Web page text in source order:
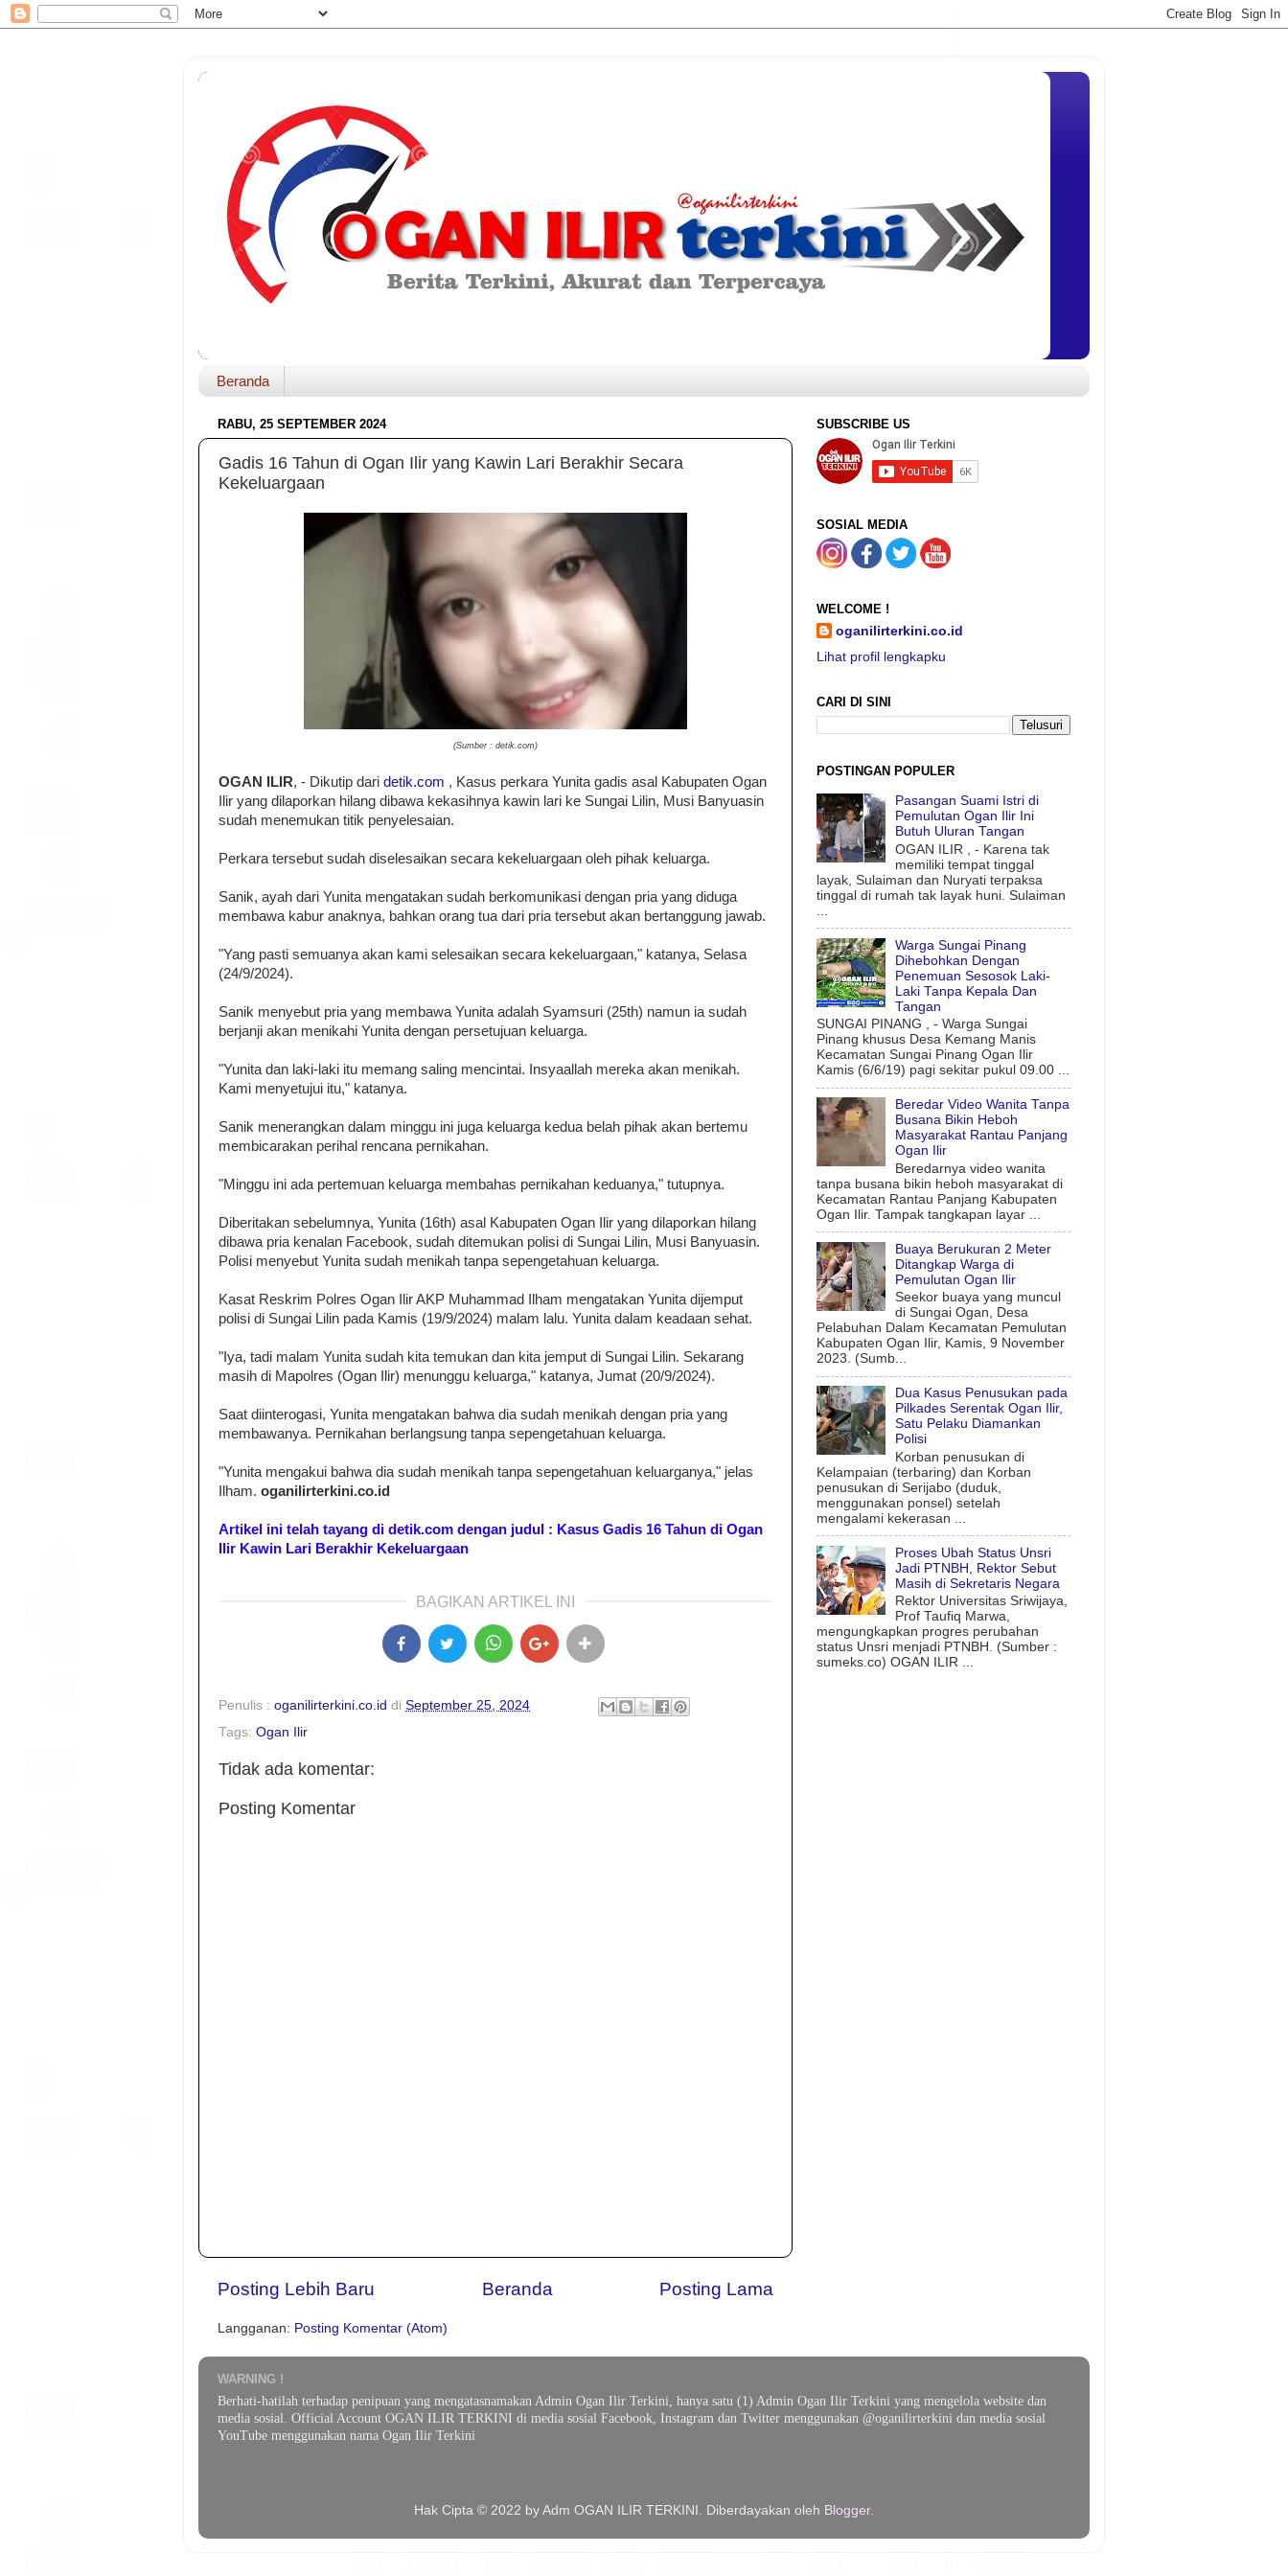
Beranda
RABU, 25 SEPTEMBER 2024
Gadis 16 Tahun di Ogan Ilir yang Kawin Lari Berakhir Secara
Kekeluargaan
(Sumber : detik.com)
OGAN ILIR, - Dikutip dari detik.com , Kasus perkara Yunita gadis asal Kabupaten Ogan
Ilir yang dilaporkan hilang dibawa kekasihnya kawin lari ke Sungai Lilin, Musi Banyuasin
sudah menemukan titik penyelesaian.
Perkara tersebut sudah diselesaikan secara kekeluargaan oleh pihak keluarga.
Sanik, ayah dari Yunita mengatakan sudah berkomunikasi dengan pria yang diduga
membawa kabur anaknya, bahkan orang tua dari pria tersebut akan bertanggung jawab.
"Yang pasti semuanya akan kami selesaikan secara kekeluargaan," katanya, Selasa
(24/9/2024).
Sanik menyebut pria yang membawa Yunita adalah Syamsuri (25th) namun ia sudah
berjanji akan menikahi Yunita dengan persetujuan keluarga.
"Yunita dan laki-laki itu memang saling mencintai. Insyaallah mereka akan menikah.
Kami menyetujui itu," katanya.
Sanik menerangkan dalam minggu ini juga keluarga kedua belah pihak akan bertemu
membicarakan perihal rencana pernikahan.
"Minggu ini ada pertemuan keluarga membahas pernikahan keduanya," tutupnya.
Diberitakan sebelumnya, Yunita (16th) asal Kabupaten Ogan Ilir yang dilaporkan hilang
dibawa pria kenalan Facebook, sudah ditemukan polisi di Sungai Lilin, Musi Banyuasin.
Polisi menyebut Yunita sudah menikah tanpa sepengetahuan keluarga.
Kasat Reskrim Polres Ogan Ilir AKP Muhammad Ilham mengatakan Yunita dijemput
polisi di Sungai Lilin pada Kamis (19/9/2024) malam lalu. Yunita dalam keadaan sehat.
"Iya, tadi malam Yunita sudah kita temukan dan kita jemput di Sungai Lilin. Sekarang
masih di Mapolres (Ogan Ilir) menunggu keluarga," katanya, Jumat (20/9/2024).
Saat diinterogasi, Yunita mengatakan bahwa dia sudah menikah dengan pria yang
membawanya. Pernikahan berlangsung tanpa sepengetahuan keluarga.
"Yunita mengakui bahwa dia sudah menikah tanpa sepengetahuan keluarganya," jelas
Ilham. oganilirterkini.co.id
Artikel ini telah tayang di detik.com dengan judul : Kasus Gadis 16 Tahun di Ogan
Ilir Kawin Lari Berakhir Kekeluargaan
BAGIKAN ARTIKEL INI
Penulis : oganilirterkini.co.id di September 25, 2024
Tags: Ogan Ilir
Tidak ada komentar:
Posting Komentar
Posting Lebih Baru Posting Lama
Beranda
Langganan: Posting Komentar (Atom)
SUBSCRIBE US
SOSIAL MEDIA
WELCOME !
oganilirterkini.co.id
Lihat profil lengkapku
CARI DI SINI
POSTINGAN POPULER
Pasangan Suami Istri di
Pemulutan Ogan Ilir Ini
Butuh Uluran Tangan
OGAN ILIR , - Karena tak
memiliki tempat tinggal
layak, Sulaiman dan Nuryati terpaksa
tinggal di rumah tak layak huni. Sulaiman
Warga Sungai Pinang
Dihebohkan Dengan
Penemuan Sesosok Laki-
Laki Tanpa Kepala Dan
Tangan
SUNGAI PINANG , - Warga Sungai
Pinang khusus Desa Kemang Manis
Kecamatan Sungai Pinang Ogan Ilir
Kamis (6/6/19) pagi sekitar pukul 09.00 ...
Beredar Video Wanita Tanpa
Busana Bikin Heboh
Masyarakat Rantau Panjang
Ogan Ilir
Beredarnya video wanita
tanpa busana bikin heboh masyarakat di
Kecamatan Rantau Panjang Kabupaten
Ogan Ilir. Tampak tangkapan layar ...
Buaya Berukuran 2 Meter
Ditangkap Warga di
Pemulutan Ogan Ilir
Seekor buaya yang muncul
di Sungai Ogan, Desa
Pelabuhan Dalam Kecamatan Pemulutan
Kabupaten Ogan Ilir, Kamis, 9 November
2023. (Sumb...
Dua Kasus Penusukan pada
Pilkades Serentak Ogan Ilir,
Satu Pelaku Diamankan
Polisi
Korban penusukan di
Kelampaian (terbaring) dan Korban
penusukan di Serijabo (duduk,
menggunakan ponsel) setelah
mengalami kekerasan ...
Proses Ubah Status Unsri
Jadi PTNBH, Rektor Sebut
Masih di Sekretaris Negara
Rektor Universitas Sriwijaya,
Prof Taufiq Marwa,
mengungkapkan progres perubahan
status Unsri menjadi PTNBH. (Sumber :
sumeks.co) OGAN ILIR ...
WARNING !
Berhati-hatilah terhadap penipuan yang mengatasnamakan Admin Ogan Ilir Terkini, hanya satu (1) Admin Ogan Ilir Terkini yang mengelola website dan
media sosial. Official Account OGAN ILIR TERKINI di media sosial Facebook, Instagram dan Twitter menggunakan @oganilirterkini dan media sosial
YouTube menggunakan nama Ogan Ilir Terkini
Hak Cipta © 2022 by Adm OGAN ILIR TERKINI. Diberdayakan oleh Blogger.